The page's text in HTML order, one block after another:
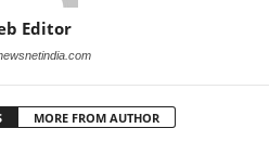
Editor
MORE FROM AUTHOR